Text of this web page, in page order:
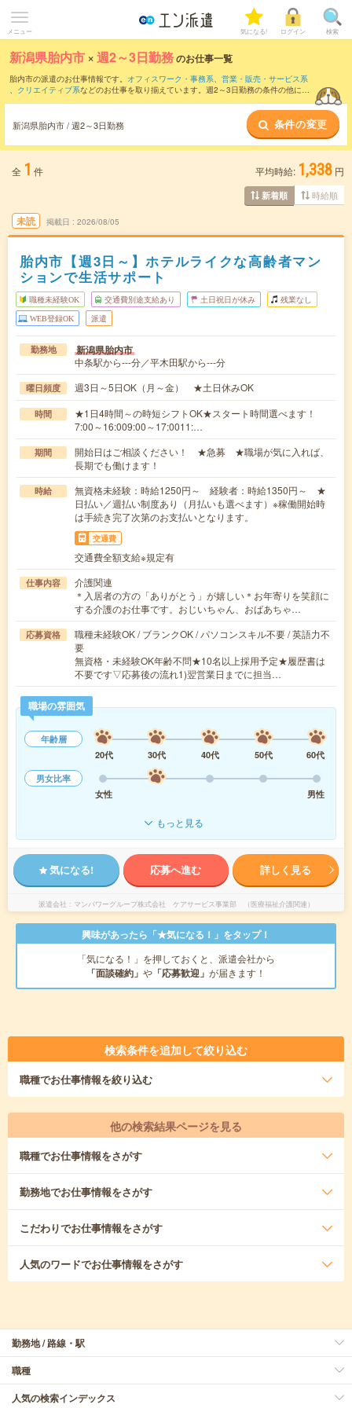
メニュー 気になる! ログイン 検索
新潟県胎内市 ×週2～3日勤務のお仕事一覧
胎内市の派遣のお仕事情報です。 オフィスワーク・事務系、 営業・販売・サービス系
、 クリエイティブ系などのお仕事を取り揃えています。週2～3日勤務の条件の他に、
新潟県胎内市 / 週2～3日勤務 条件の変更
全 1 件 平均時給: 1,338 円
新着順 時給順
未読 掲載日 2026/08/05
胎内市【週3日～】ホテルライクな高齢者マン
ションで生活サポート
職種未経験OK 交通費別途支給あり 土日祝日が休み 残業なし
WEB登録OK 派遣
勤務地 新潟県胎内市
中条駅から---分／平木田駅から---分
曜日頻度 週3日～5日OK（月～金） ★土日休みOK
時間
★1日4時間～の時短シフトOK★スタート時間選べます！
7:00～16:009:00～17:0011:…
期間
開始日はご相談ください！ ★急募 ★職場が気に入れば、
長期でも働けます！
時給
無資格未経験：時給1250円～ 経験者：時給1350円～ ★
日払い／週払い制度あり（月払いも選べます）※稼働開始時
は手続き完了次第のお支払いとなります。
交通費
交通費全額支給※規定有
仕事内容
介護関連
＊入居者の方の「ありがとう」が嬉しい＊お年寄りを笑顔に
する介護のお仕事です。おじいちゃん、おばあちゃ…
応募資格
職種未経験OK / ブランクOK / パソコンスキル不要 / 英語力不
要
無資格・未経験OK年齢不問★10名以上採用予定★履歴書は
不要です▽応募後の流れ1)翌営業日までに担当…
職場の雰囲気
年齢層
20代
30代 40代 50代
60代
男女比率
女性
男性
もっと見る
気になる! 応募へ進む 詳しく見る
派遣会社 マンパワーグループ株式会社 ケアサービス事業部 （医療福祉介護関連）
興味があったら「★気になる！」をタップ！
「気になる！」を押しておくと、派遣会社から
「面談確約」 や 「応募歓迎」 が届きます！
検索条件を追加して絞り込む
職種でお仕事情報を絞り込む
他の検索結果ページを見る
職種でお仕事情報をさがす
勤務地でお仕事情報をさがす
こだわりでお仕事情報をさがす
人気のワードでお仕事情報をさがす
勤務地 / 路線・駅
職種
人気の検索インデックス